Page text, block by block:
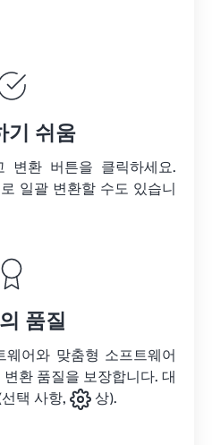
기 쉬움
변환 버튼을 클릭하세요.
일괄 변환할 수도 있습니
품질
어와 맞춤형 소프트웨어
환 품질을 보장합니다. 대
택 사항,
상).